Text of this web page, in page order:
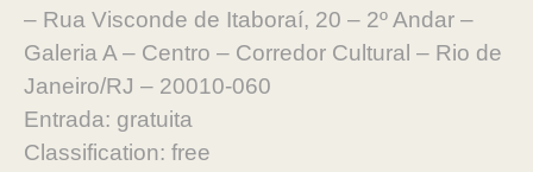
– Rua Visconde de Itaboraí, 20 – 2º Andar –
Galeria A – Centro – Corredor Cultural – Rio de
Janeiro/RJ – 20010-060
Entrada: gratuita
Classification: free